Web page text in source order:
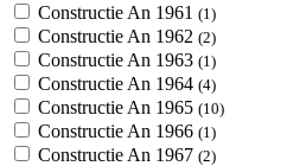
Constructie An 1961 (1)
Constructie An 1962 (2)
Constructie An 1963 (1)
Constructie An 1964 (4)
Constructie An 1965 (10)
Constructie An 1966 (1)
Constructie An 1967 (2)